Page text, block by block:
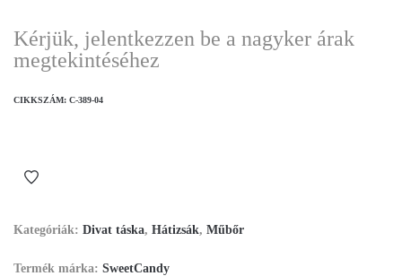
Kérjük, jelentkezzen be a nagyker árak
megtekintéséhez
CIKKSZÁM: C-389-04
Kategóriák: Divat táska, Hátizsák, Műbőr
Termék márka: SweetCandy